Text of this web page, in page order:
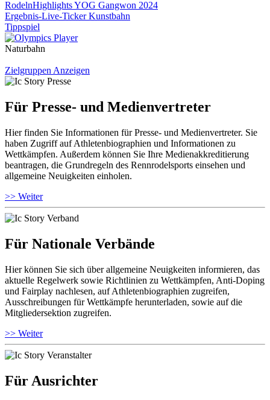
RodelnHighlights YOG Gangwon 2024
Ergebnis-Live-Ticker Kunstbahn
Tippspiel
Naturbahn
Zielgruppen Anzeigen
Für Presse- und Medienvertreter
Hier finden Sie Informationen für Presse- und Medienvertreter. Sie
haben Zugriff auf Athletenbiographien und Informationen zu
Wettkämpfen. Außerdem können Sie Ihre Medienakkreditierung
beantragen, die Grundregeln des Rennrodelsports einsehen und
allgemeine Neuigkeiten einholen.
>> Weiter
Für Nationale Verbände
Hier können Sie sich über allgemeine Neuigkeiten informieren, das
aktuelle Regelwerk sowie Richtlinien zu Wettkämpfen, Anti-Doping
und Fairplay nachlesen, auf Athletenbiographien zugreifen,
Ausschreibungen für Wettkämpfe herunterladen, sowie auf die
Mitgliedersektion zugreifen.
>> Weiter
Für Ausrichter